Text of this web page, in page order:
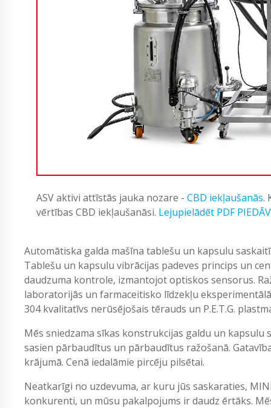
ASV aktivi attīstās jauka nozare - CBD iekļaušanās.
vērtības CBD iekļaušanāsi. Lejupielādēt PDF
Automātiska galda mašīna tablešu un kapsulu
Tablešu un kapsulu vibrācijas padeves princips un
daudzuma kontrole, izmantojot optiskos sensorus.
laboratorijās un farmaceitisko līdzekļu
304 kvalitatīvs nerūsējošais tērauds un P.E.T.G.
Mēs sniedzama sīkas konstrukcijas galdu un
sasien pārbaudītus un pārbaudītus ražošanā.
krājumā. Cenā iedalāmie pircēju pilsētai.
Neatkarīgi no uzdevuma, ar kuru jūs saskaraties,
konkurenti, un mūsu pakalpojums ir daudz ērtāks.